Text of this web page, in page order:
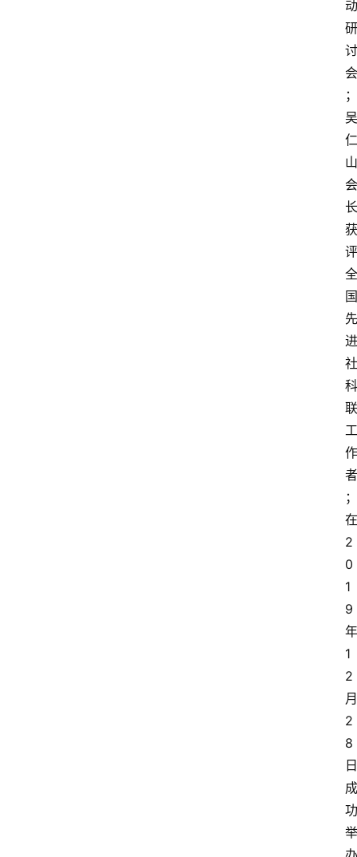
动
研
讨
会
；
吴
仁
山
会
长
获
评
全
国
先
进
社
科
联
工
作
者
；
在
2
0
1
9
年
1
2
月
2
8
日
成
功
举